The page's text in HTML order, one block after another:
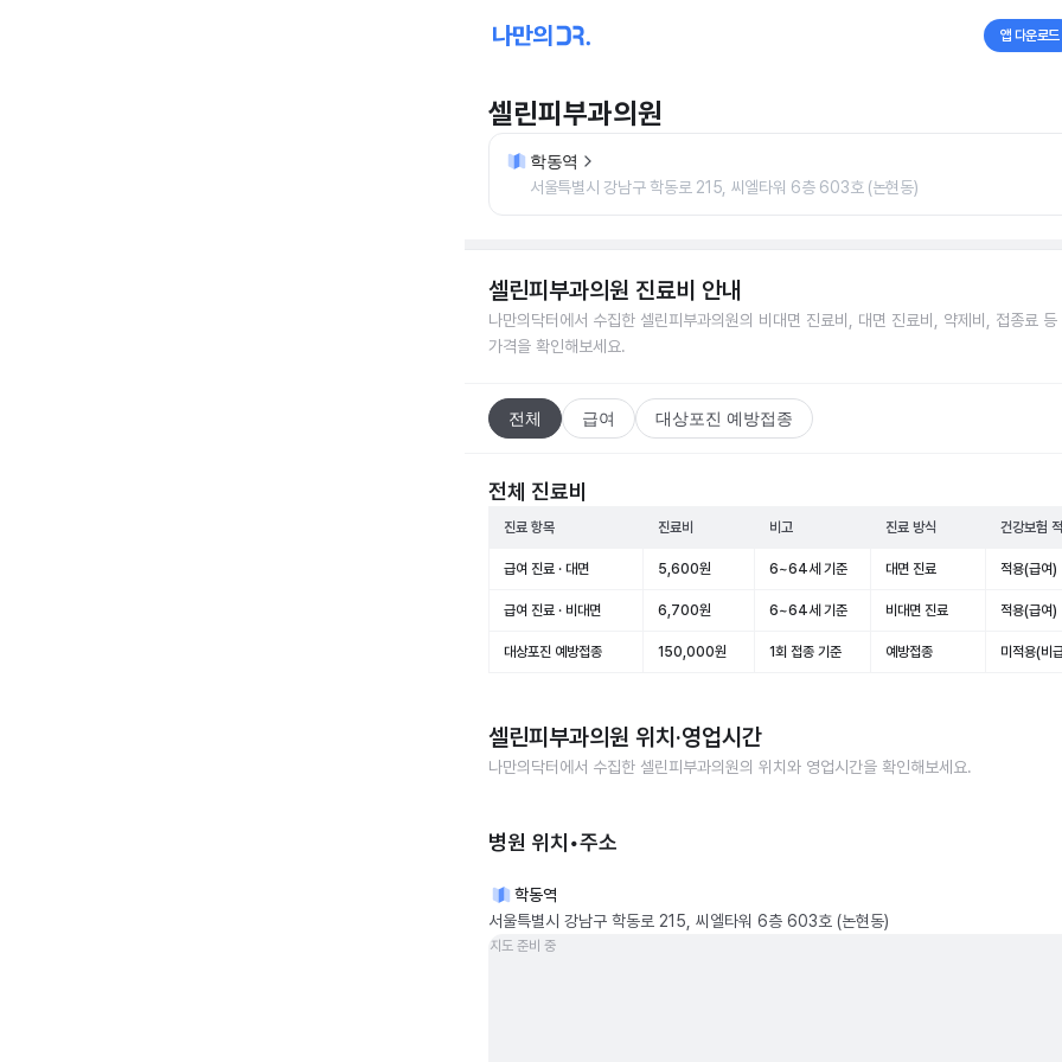
앱 다운로드
셀린피부과의원
학동역
서울특별시 강남구 학동로 215, 씨엘타워 6층 603호 (논현동)
셀린피부과의원 진료비 안내
나만의닥터에서 수집한 셀린피부과의원의 비대면 진료비, 대면 진료비, 약제비, 접종료 등
가격을 확인해보세요.
전체 급여 대상포진 예방접종
전체 진료비
진료 항목 진료비 비고 진료 방식 건강보험
급여 진료 · 대면 5,600원 6~64세 기준 대면 진료 적용(급여)
급여 진료 · 비대면 6,700원 6~64세 기준 비대면 진료 적용(급여)
대상포진 예방접종 150,000원 1회 접종 기준 예방접종 미적용(비
셀린피부과의원 위치·영업시간
나만의닥터에서 수집한 셀린피부과의원의 위치와 영업시간을 확인해보세요.
병원 위치•주소
학동역
서울특별시 강남구 학동로 215, 씨엘타워 6층 603호 (논현동)
지도 준비 중